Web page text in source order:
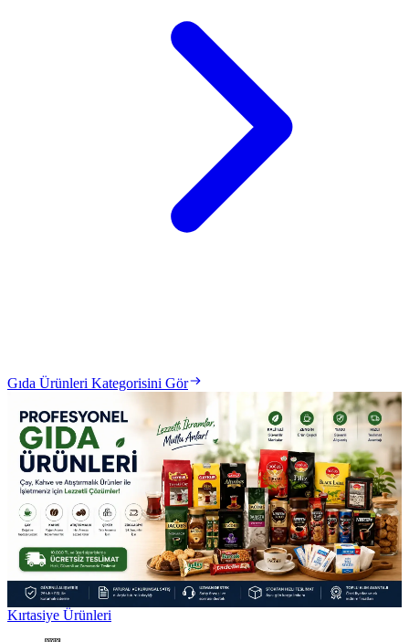
Gıda Ürünleri Kategorisini Gör
Kırtasiye Ürünleri